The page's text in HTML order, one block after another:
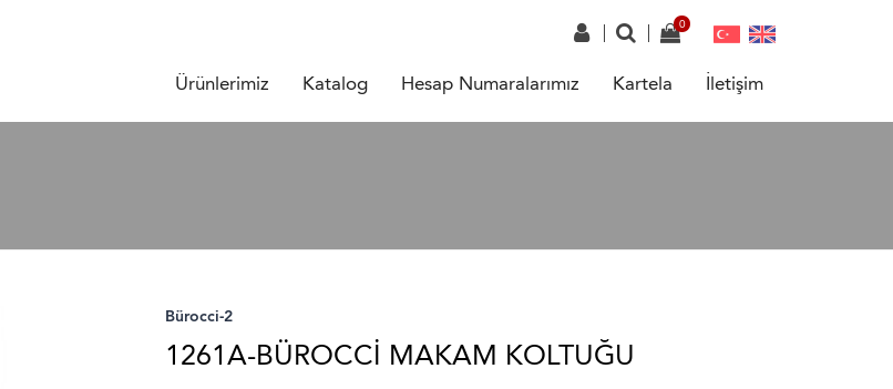
Ürünlerimiz Katalog Hesap Numaralarımız Kartela İletişim
Bürocci-2
1261A-BÜROCCI MAKAM KOLTUĞU